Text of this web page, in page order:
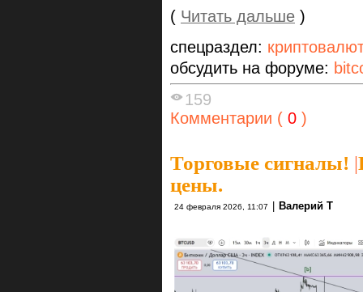
( Читать дальше )
спецраздел:
обсудить на форуме:
159
Комментарии ( 0 )
Торговые сигналы! |
цены.
24 февраля 2026, 11:07 | Валерий Т